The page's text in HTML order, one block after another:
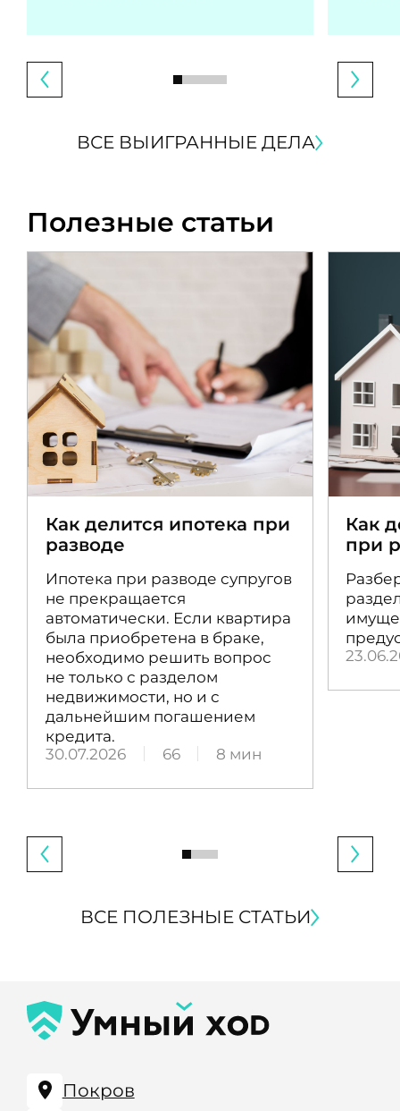
ВСЕ ВЫИГРАННЫЕ ДЕЛА
Полезные статьи
Как делится ипотека при
разводе
Ипотека при разводе супругов
не прекращается
автоматически. Если квартира
была приобретена в браке,
необходимо решить вопрос
не только с разделом
недвижимости, но и с
дальнейшим погашением
кредита.
30.07.2026
66 8 мин
Как
при
ВСЕ ПОЛЕЗНЫЕ СТАТЬИ
Покров